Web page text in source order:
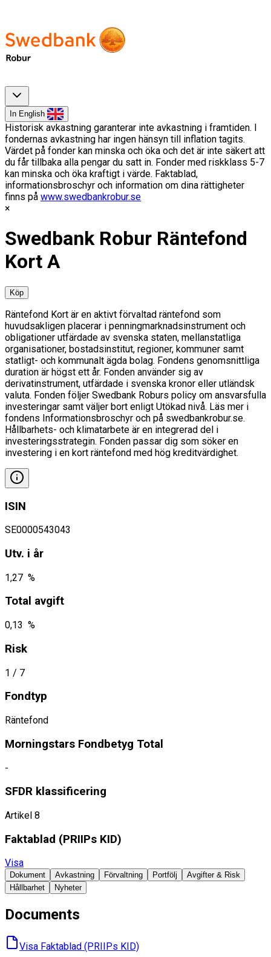
In English
Historisk avkastning garanterar inte avkastning i framtiden. I
fondernas avkastning har ingen hänsyn till inflation tagits.
Värdet på fonder kan minska och öka och det är inte säkert att
du får tillbaka alla pengar du satt in. Fonder med riskklass 5-7
kan minska och öka kraftigt i värde. Faktablad,
informationsbroschyr och information om dina rättigheter
finns på www.swedbankrobur.se
Swedbank Robur Räntefond
Kort A
Köp
Räntefond Kort är en aktivt förvaltad räntefond som
huvudsakligen placerar i penningmarknadsinstrument och
obligationer utfärdade av svenska staten, mellanstatliga
organisationer, bostadsinstitut, regioner, kommuner samt
statligt- och kommunalt ägda bolag. Fondens genomsnittliga
duration är högst ett år. Fonden använder sig av
derivatinstrument, utfärdade i svenska kronor eller utländsk
valuta. Fonden följer Swedbank Roburs policy om ansvarsfulla
investeringar samt väljer bort enligt Utökad nivå. Läs mer i
fondens Informationsbroschyr och på swedbankrobur.se.
Hållbarhets- och klimatarbete är en integrerad del i
investeringsstrategin. Fonden passar dig som söker en
investering i en kort räntefond med hög kreditvärdighet.
ISIN
SE0000543043
Utv. i år
1,27 %
Total avgift
0,13 %
Risk
1 / 7
Fondtyp
Räntefond
Morningstars Fondbetyg Total
-
SFDR klassificering
Artikel 8
Faktablad ​(PRIIPs KID)
Visa
Dokument Avkastning Förvaltning Portfölj
Avgifter & Risk
Hållbarhet
Nyheter
Documents
Visa Faktablad ​(PRIIPs KID)